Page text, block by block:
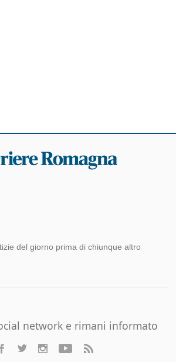
del giorno prima di chiunque altro
network e rimani informato